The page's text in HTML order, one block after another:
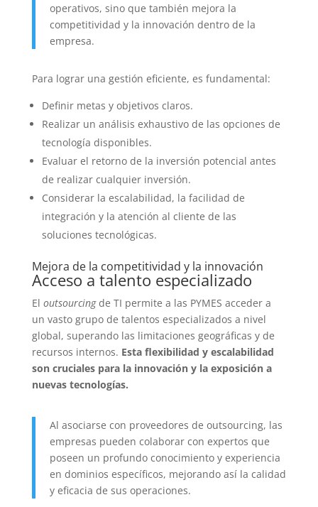
operativos, sino que también mejora la
competitividad y la innovación dentro de la
empresa.
Para lograr una gestión eficiente, es fundamental:
Definir metas y objetivos claros.
Realizar un análisis exhaustivo de las opciones de
tecnología disponibles.
Evaluar el retorno de la inversión potencial antes
de realizar cualquier inversión.
Considerar la escalabilidad, la facilidad de
integración y la atención al cliente de las
soluciones tecnológicas.
Mejora de la competitividad y la innovación
Acceso a talento especializado
El outsourcingde TI permite a las PYMES acceder a
un vasto grupo de talentos especializados a nivel
global, superando las limitaciones geográficas y de
recursos internos. Esta flexibilidad y escalabilidad
son cruciales para la innovación y la exposición a
nuevas tecnologías.
Al asociarse con proveedores de outsourcing, las
empresas pueden colaborar con expertos que
poseen un profundo conocimiento y experiencia
en dominios específicos, mejorando así la calidad
y eficacia de sus operaciones.